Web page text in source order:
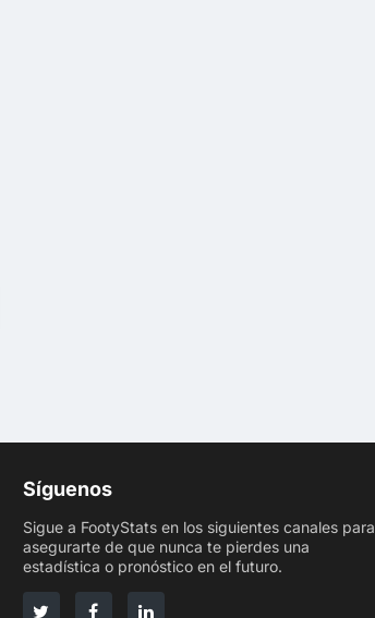
Síguenos
Sigue a FootyStats en los siguientes canales para
asegurarte de que nunca te pierdes una
estadística o pronóstico en el futuro.